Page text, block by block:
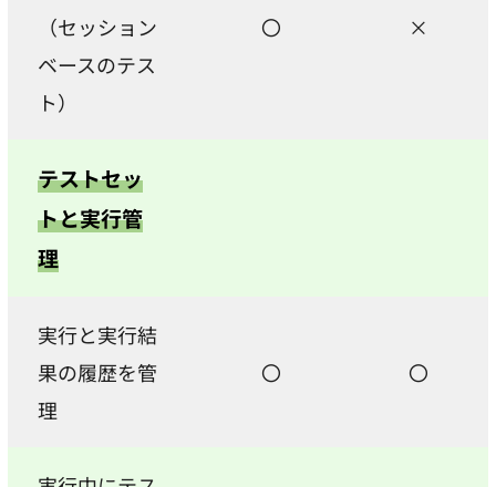
（セッション
ベースのテス
ト）
〇 ×
テストセッ
トと実行管
理
実行と実行結
果の履歴を管
理
〇 〇